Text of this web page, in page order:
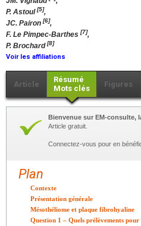
P. Astoul[5],
JC. Pairon [6],
F. Le Pimpec-Barthes [7],
P. Brochard[8]
Voir les affiliations
Article
Résumé
Mots clés
Figures
Bienvenue sur EM-consulte,
Article gratuit.
Connectez-vous pour en
Plan
Contexte
Présentation générale
Mésothéliome et plaque fibrohyaline
Question 1 – Quels prélèvements